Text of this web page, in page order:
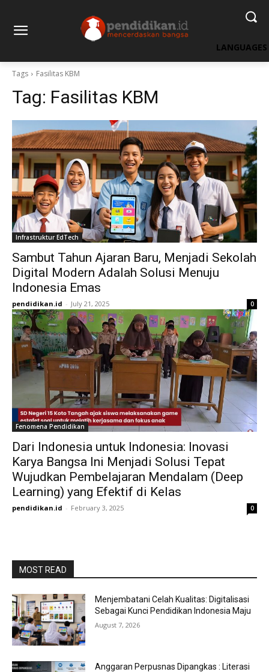
LANGUAGES
Tags Fasilitas KBM
Tag: Fasilitas KBM
Infrastruktur EdTech
Sambut Tahun Ajaran Baru, Menjadi Sekolah
Digital Modern Adalah Solusi Menuju
Indonesia Emas
pendidikan.id - July 21, 2025 0
Fenomena Pendidikan
Dari Indonesia untuk Indonesia: Inovasi
Karya Bangsa Ini Menjadi Solusi Tepat
Wujudkan Pembelajaran Mendalam (Deep
Learning) yang Efektif di Kelas
pendidikan.id - February 3, 2025 0
MOST READ
Menjembatani Celah Kualitas: Digitalisasi
Sebagai Kunci Pendidikan Indonesia Maju
August 7, 2026
Anggaran Perpusnas Dipangkas : Literasi